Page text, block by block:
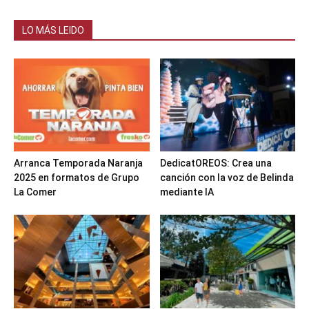
LO MÁS LEIDO
Arranca Temporada Naranja
2025 en formatos de Grupo
La Comer
DedicatOREOS: Crea una
canción con la voz de Belinda
mediante IA